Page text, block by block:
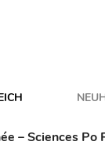
– Sciences Po